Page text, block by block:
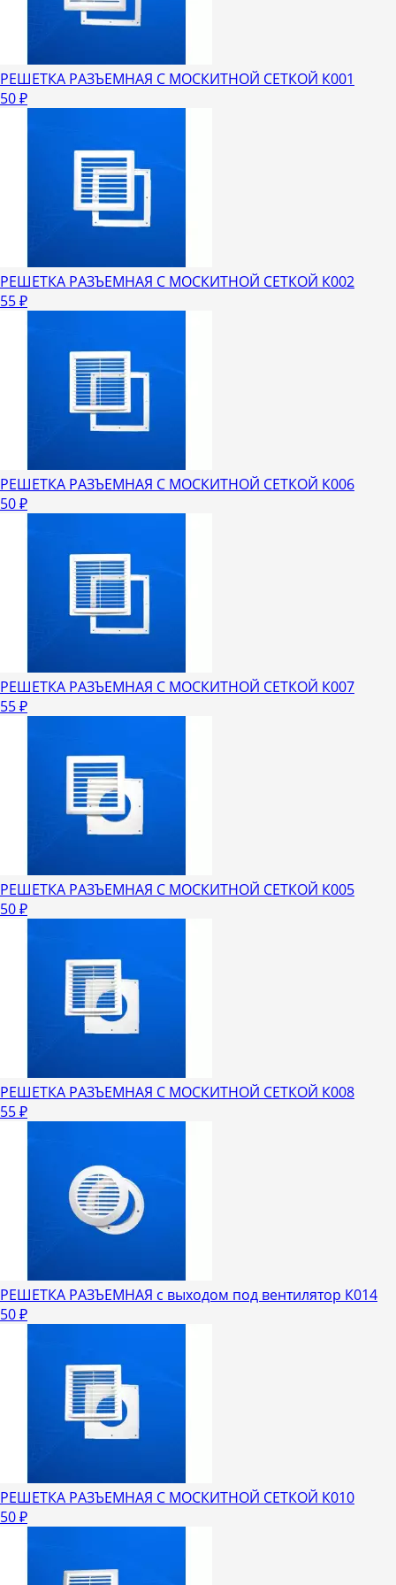
РЕШЕТКА РАЗЪЕМНАЯ С МОСКИТНОЙ СЕТКОЙ К001
50₽
РЕШЕТКА РАЗЪЕМНАЯ С МОСКИТНОЙ СЕТКОЙ К002
55₽
РЕШЕТКА РАЗЪЕМНАЯ С МОСКИТНОЙ СЕТКОЙ К006
50₽
РЕШЕТКА РАЗЪЕМНАЯ С МОСКИТНОЙ СЕТКОЙ К007
55₽
РЕШЕТКА РАЗЪЕМНАЯ С МОСКИТНОЙ СЕТКОЙ К005
50₽
РЕШЕТКА РАЗЪЕМНАЯ C МОСКИТНОЙ СЕТКОЙ К008
55₽
РЕШЕТКА РАЗЪЕМНАЯ с выходом под вентилятор К014
50₽
РЕШЕТКА РАЗЪЕМНАЯ C МОСКИТНОЙ СЕТКОЙ К010
50₽